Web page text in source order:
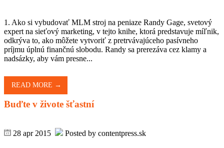
1. Ako si vybudovať MLM stroj na peniaze Randy Gage, svetový
expert na sieťový marketing, v tejto knihe, ktorá predstavuje míľnik,
odkrýva to, ako môžete vytvoriť z pretrvávajúceho pasívneho
príjmu úplnú finančnú slobodu. Randy sa prerezáva cez klamy a
nadsázky, aby vám presne...
READ MORE →
Buďte v živote šťastní
28 apr 2015 Posted by contentpress.sk